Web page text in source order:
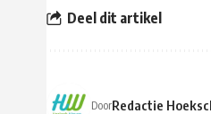
Deel dit artikel
DoorRedactie